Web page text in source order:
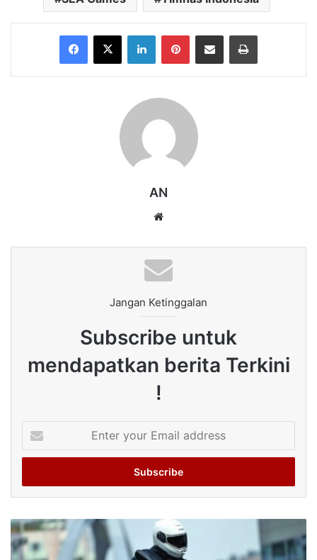
Facebook
X LinkedInPinterestShare via Email Print
AN
Jangan Ketinggalan
Subscribe untuk
mendapatkan berita Terkini
!
your
Email